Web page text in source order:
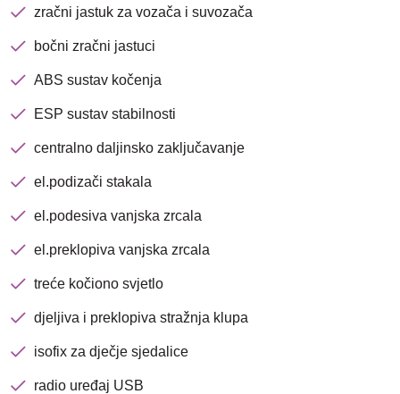
zračni jastuk za vozača i suvozača
bočni zračni jastuci
ABS sustav kočenja
ESP sustav stabilnosti
centralno daljinsko zaključavanje
el.podizači stakala
el.podesiva vanjska zrcala
el.preklopiva vanjska zrcala
treće kočiono svjetlo
djeljiva i preklopiva stražnja klupa
isofix za dječje sjedalice
radio uređaj USB
Nova lokacija - Slavonska
Brza pretraga